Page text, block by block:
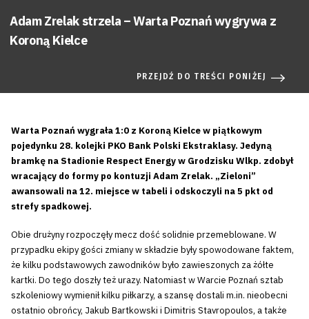
Adam Zrelak strzela – Warta Poznań wygrywa z
Koroną Kielce
PRZEJDŹ DO TREŚCI PONIŻEJ
Warta Poznań wygrała 1:0 z Koroną Kielce w piątkowym
pojedynku 28. kolejki PKO Bank Polski Ekstraklasy. Jedyną
bramkę na Stadionie Respect Energy w Grodzisku Wlkp. zdobył
wracający do formy po kontuzji Adam Zrelak. „Zieloni”
awansowali na 12. miejsce w tabeli i odskoczyli na 5 pkt od
strefy spadkowej.
Obie drużyny rozpoczęły mecz dość solidnie przemeblowane. W
przypadku ekipy gości zmiany w składzie były spowodowane faktem,
że kilku podstawowych zawodników było zawieszonych za żółte
kartki. Do tego doszły też urazy. Natomiast w Warcie Poznań sztab
szkoleniowy wymienił kilku piłkarzy, a szansę dostali m.in. nieobecni
ostatnio obrońcy, Jakub Bartkowski i Dimitris Stavropoulos, a także